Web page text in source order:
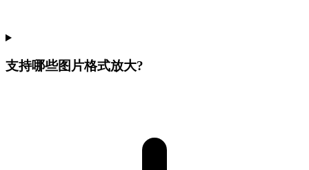
支持哪些图片格式放大?